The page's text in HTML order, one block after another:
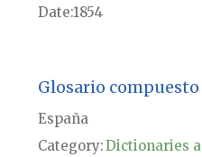
Date1854
Glosario
España
Category:Dictionaries